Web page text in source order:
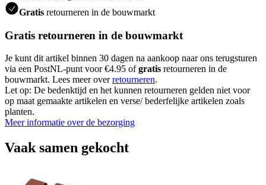
Gratis retourneren in de bouwmarkt
Gratis retourneren in de bouwmarkt
Je kunt dit artikel binnen 30 dagen na aankoop naar ons terugsturen
via een PostNL-punt voor €4.95 ofgratis retourneren in de
bouwmarkt. Lees meer overretourneren.
Let op: De bedenktijd en het kunnen retourneren gelden niet voor
op maat gemaakte artikelen en verse/ bederfelijke artikelen zoals
planten.
Meer informatie over de bezorging
Vaak samen gekocht